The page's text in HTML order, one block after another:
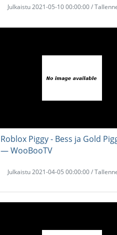
Julkaistu 2021-05-10 00:00:00 /
Roblox Piggy - Bess ja Gold
― WooBooTV
Julkaistu 2021-04-05 00:00:00 /